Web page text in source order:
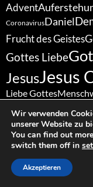
Advent
CoronavirusDaniel
Frucht des Geistes
Gottes Liebe
JesusJesus
Liebe Gottes
RuheRuhetagSabbat
Vertrauen
© 2026 Elí Diez-Prida
Wir verwenden
unserer Website zu
You can find out
switch them off in
Akzeptieren